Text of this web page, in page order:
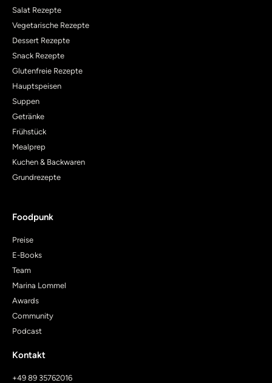
Salat Rezepte
Vegetarische Rezepte
Dessert Rezepte
Snack Rezepte
Glutenfreie Rezepte
Hauptspeisen
Suppen
Getränke
Frühstück
Mealprep
Kuchen & Backwaren
Grundrezepte
Foodpunk
Preise
E-Books
Team
Marina Lommel
Awards
Community
Podcast
Kontakt
+49 89 35762016